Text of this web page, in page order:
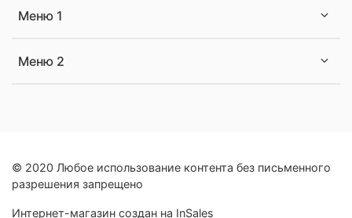
Меню 1
Меню 2
© 2020 Любое использование контента без письменного
разрешения запрещено
Интернет-магазин создан на InSales